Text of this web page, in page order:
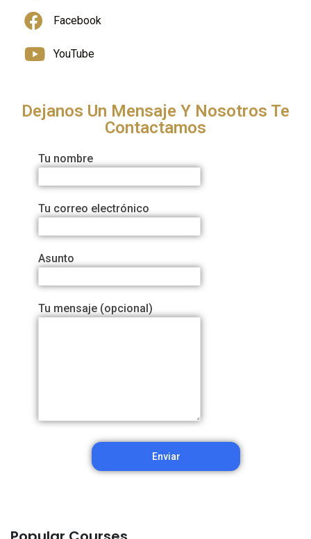
Facebook
YouTube
Dejanos Un Mensaje Y Nosotros Te
Contactamos
Tu nombre
Tu correo electrónico
Asunto
Tu mensaje (opcional)